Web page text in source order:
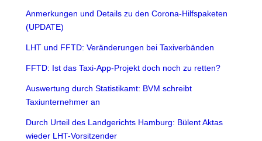
Anmerkungen und Details zu den Corona-Hilfspaketen
(UPDATE)
LHT und FFTD: Veränderungen bei Taxiverbänden
FFTD: Ist das Taxi-App-Projekt doch noch zu retten?
Auswertung durch Statistikamt: BVM schreibt
Taxiunternehmer an
Durch Urteil des Landgerichts Hamburg: Bülent Aktas
wieder LHT-Vorsitzender